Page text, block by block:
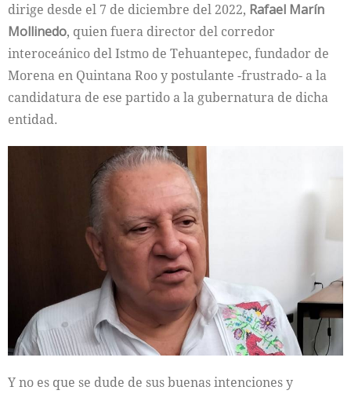
dirige desde el 7 de diciembre del 2022, Rafael Marín
Mollinedo, quien fuera director del corredor
interoceánico del Istmo de Tehuantepec, fundador de
Morena en Quintana Roo y postulante -frustrado- a la
candidatura de ese partido a la gubernatura de dicha
entidad.
Y no es que se dude de sus buenas intenciones y